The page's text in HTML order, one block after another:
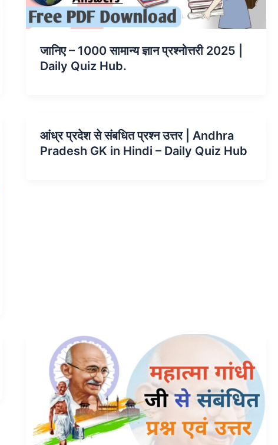
जानिए – 1000 सामान्य ज्ञान प्रश्नोत्तरी 2025 |
Daily Quiz Hub.
आंध्र प्रदेश से संबधित प्रश्न उत्तर | Andhra
Pradesh GK in Hindi – Daily Quiz Hub